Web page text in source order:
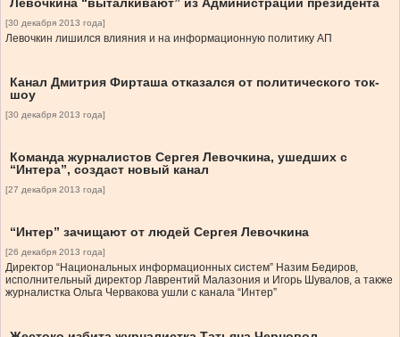
Левочкина “выталкивают” из Администрации президента
[30 декабря 2013 года]
Левочкин лишился влияния и на информационную политику АП
Канал Дмитрия Фирташа отказался от политического ток-
шоу
[30 декабря 2013 года]
Команда журналистов Сергея Левочкина, ушедших с
“Интера”, создаст новый канал
[27 декабря 2013 года]
“Интер” зачищают от людей Сергея Левочкина
[26 декабря 2013 года]
Директор “Национальных информационных систем” Назим Бедиров,
исполнительный директор Лаврентий Малазония и Игорь Шувалов, а также
журналистка Ольга Червакова ушли с канала “Интер”